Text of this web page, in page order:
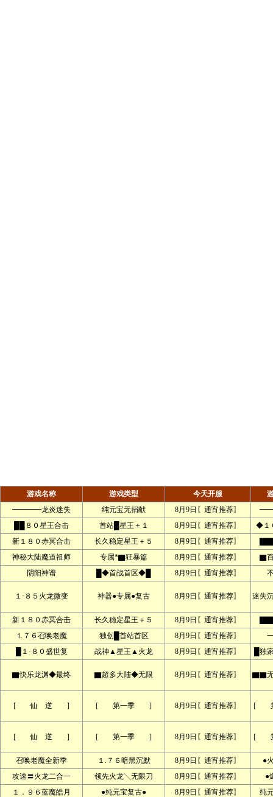
游戏名称 游戏类型 今天开服
━━━━龙炎迷失
纯元宝无捐献 8月9日〖通宵推荐〗
━━
██８０星王合击
首站█星王＋１ 8月9日〖通宵推荐〗
◆１
新１８０赤冥合击
长久稳定星王＋５ 8月9日〖通宵推荐〗
神秘大陆魔道祖师
专属*▇狂暴篇 8月9日〖通宵推荐〗
▇
阴阳神谱
█◆首战首区◆█ 8月9日〖通宵推荐〗
１·８５火龙微变 神器●专属●复古 8月9日〖通宵推荐〗 迷失
新１８０赤冥合击 长久稳定星王＋５ 8月9日〖通宵推荐〗
⒈７６召唤老魔
独创█首站首区 8月9日〖通宵推荐〗
█１·８０盛世复
战神▲星王▲火龙 8月9日〖通宵推荐〗 █独
▇快乐龙渊◆最终 ▇超多大陆◆无限 8月9日〖通宵推荐〗 ▇▇
[ 仙 逆 ] [ 第一季 ] 8月9日〖通宵推荐〗 [
[ 仙 逆 ] [ 第一季 ] 8月9日〖通宵推荐〗 [
召唤老魔全新季 １.７６暗黑沉默 8月9日〖通宵推荐〗
●
攻速〓火龙二合一
领先火龙╲无限刀 8月9日〖通宵推荐〗
●
１．９６蓝魔皓月
●纯元宝复古● 8月9日〖通宵推荐〗 纯